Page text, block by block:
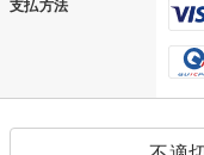
支払方法